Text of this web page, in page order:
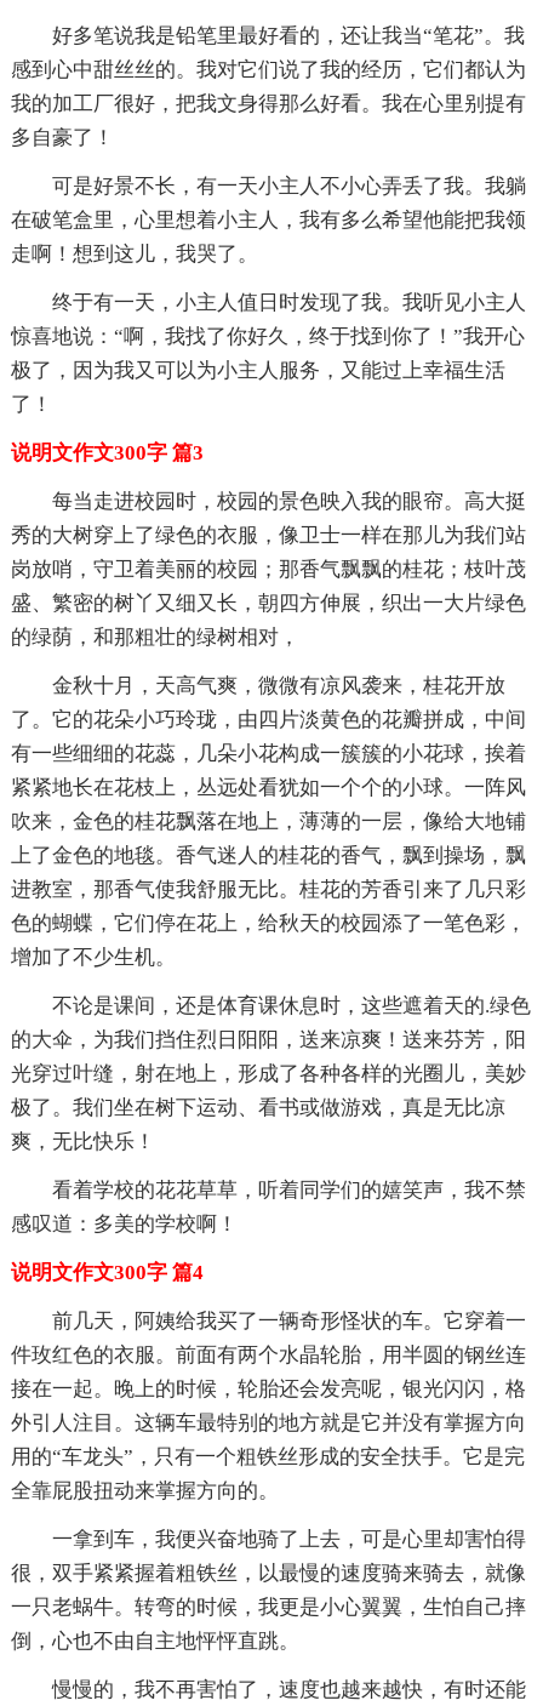
好多笔说我是铅笔里最好看的，还让我当“笔花”。我
感到心中甜丝丝的。我对它们说了我的经历，它们都认为
我的加工厂很好，把我文身得那么好看。我在心里别提有
多自豪了！
可是好景不长，有一天小主人不小心弄丢了我。我躺
在破笔盒里，心里想着小主人，我有多么希望他能把我领
走啊！想到这儿，我哭了。
终于有一天，小主人值日时发现了我。我听见小主人
惊喜地说：“啊，我找了你好久，终于找到你了！”我开心
极了，因为我又可以为小主人服务，又能过上幸福生活
了！
说明文作文300字 篇3
每当走进校园时，校园的景色映入我的眼帘。高大挺
秀的大树穿上了绿色的衣服，像卫士一样在那儿为我们站
岗放哨，守卫着美丽的校园；那香气飘飘的桂花；枝叶茂
盛、繁密的树丫又细又长，朝四方伸展，织出一大片绿色
的绿荫，和那粗壮的绿树相对，
金秋十月，天高气爽，微微有凉风袭来，桂花开放
了。它的花朵小巧玲珑，由四片淡黄色的花瓣拼成，中间
有一些细细的花蕊，几朵小花构成一簇簇的小花球，挨着
紧紧地长在花枝上，丛远处看犹如一个个的小球。一阵风
吹来，金色的桂花飘落在地上，薄薄的一层，像给大地铺
上了金色的地毯。香气迷人的桂花的香气，飘到操场，飘
进教室，那香气使我舒服无比。桂花的芳香引来了几只彩
色的蝴蝶，它们停在花上，给秋天的校园添了一笔色彩，
增加了不少生机。
不论是课间，还是体育课休息时，这些遮着天的.绿色
的大伞，为我们挡住烈日阳阳，送来凉爽！送来芬芳，阳
光穿过叶缝，射在地上，形成了各种各样的光圈儿，美妙
极了。我们坐在树下运动、看书或做游戏，真是无比凉
爽，无比快乐！
看着学校的花花草草，听着同学们的嬉笑声，我不禁
感叹道：多美的学校啊！
说明文作文300字 篇4
前几天，阿姨给我买了一辆奇形怪状的车。它穿着一
件玫红色的衣服。前面有两个水晶轮胎，用半圆的钢丝连
接在一起。晚上的时候，轮胎还会发亮呢，银光闪闪，格
外引人注目。这辆车最特别的地方就是它并没有掌握方向
用的“车龙头”，只有一个粗铁丝形成的安全扶手。它是完
全靠屁股扭动来掌握方向的。
一拿到车，我便兴奋地骑了上去，可是心里却害怕得
很，双手紧紧握着粗铁丝，以最慢的速度骑来骑去，就像
一只老蜗牛。转弯的时候，我更是小心翼翼，生怕自己摔
倒，心也不由自主地怦怦直跳。
慢慢的，我不再害怕了，速度也越来越快，有时还能